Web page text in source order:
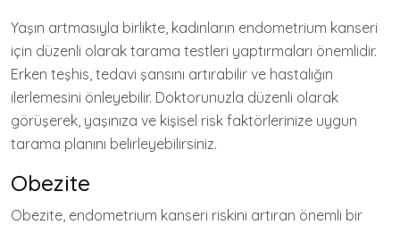
Yaşın artmasıyla birlikte, kadınların endometrium kanseri
için düzenli olarak tarama testleri yaptırmaları önemlidir.
Erken teşhis, tedavi şansını artırabilir ve hastalığın
ilerlemesini önleyebilir. Doktorunuzla düzenli olarak
görüşerek, yaşınıza ve kişisel risk faktörlerinize uygun
tarama planını belirleyebilirsiniz.
Obezite
Obezite, endometrium kanseri riskini artıran önemli bir